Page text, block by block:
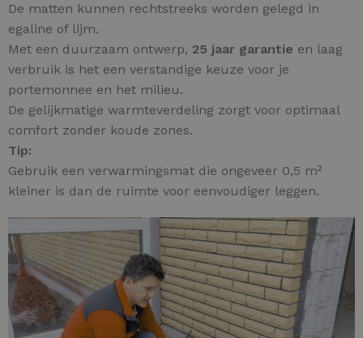
De matten kunnen rechtstreeks worden gelegd in
egaline of lijm.
Met een duurzaam ontwerp, 25 jaar garantie en laag
verbruik is het een verstandige keuze voor je
portemonnee en het milieu.
De gelijkmatige warmteverdeling zorgt voor optimaal
comfort zonder koude zones.
Tip:
Gebruik een verwarmingsmat die ongeveer 0,5 m²
kleiner is dan de ruimte voor eenvoudiger leggen.